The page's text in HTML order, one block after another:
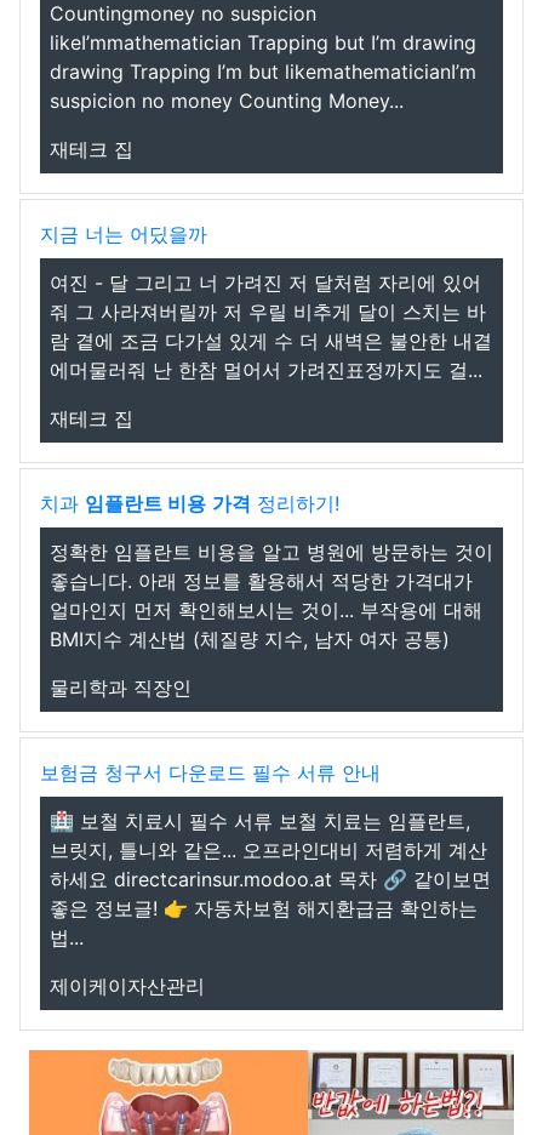
Countingmoney no suspicion
likeI’mmathematician Trapping but I’m drawing
drawing Trapping I’m but likemathematicianI’m
suspicion no money Counting Money...
재테크 집
지금 너는 어딨을까
여진 - 달 그리고 너 가려진 저 달처럼 자리에 있어
줘 그 사라져버릴까 저 우릴 비추게 달이 스치는 바
람 곁에 조금 다가설 있게 수 더 새벽은 불안한 내곁
에머물러줘 난 한참 멀어서 가려진표정까지도 걸...
재테크 집
치과 임플란트 비용 가격 정리하기!
정확한 임플란트 비용을 알고 병원에 방문하는 것이
좋습니다. 아래 정보를 활용해서 적당한 가격대가
얼마인지 먼저 확인해보시는 것이... 부작용에 대해
BMI지수 계산법 (체질량 지수, 남자 여자 공통)
물리학과 직장인
보험금 청구서 다운로드 필수 서류 안내
🏥 보철 치료시 필수 서류 보철 치료는 임플란트,
브릿지, 틀니와 같은... 오프라인대비 저렴하게 계산
하세요 directcarinsur.modoo.at 목차 🔗 같이보면
좋은 정보글! 👉 자동차보험 해지환급금 확인하는
법...
제이케이자산관리